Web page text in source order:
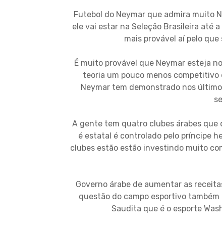
Futebol do Neymar que admira muito
ele vai estar na Seleção Brasileira até
mais provável aí pelo
É muito provável que Neymar esteja
teoria um pouco menos
Neymar tem demonstrado nos
A gente tem quatro clubes árabes
é estatal é controlado pelo príncipe
clubes estão estão investindo muito
Governo árabe de aumentar as
questão do campo esportivo
Saudita que é o esporte